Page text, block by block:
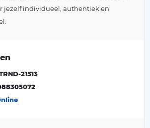
jezelf individueel, authentiek en
21513